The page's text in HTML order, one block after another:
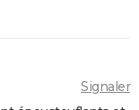
Signaler